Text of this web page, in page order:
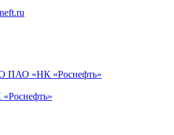
ПАО «НК «Роснефть»